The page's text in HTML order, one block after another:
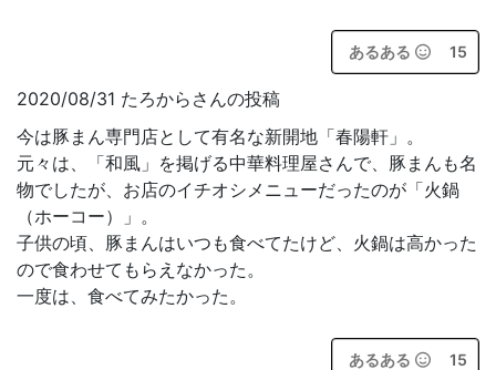
あるある 15
2020/08/31 たろからさんの投稿
今は豚まん専門店として有名な新開地「春陽軒」。
元々は、「和風」を掲げる中華料理屋さんで、豚まんも名
物でしたが、お店のイチオシメニューだったのが「火鍋
（ホーコー）」。
子供の頃、豚まんはいつも食べてたけど、火鍋は高かった
ので食わせてもらえなかった。
一度は、食べてみたかった。
あるある 15